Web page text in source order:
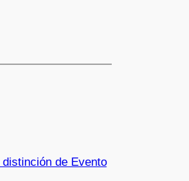
de Evento